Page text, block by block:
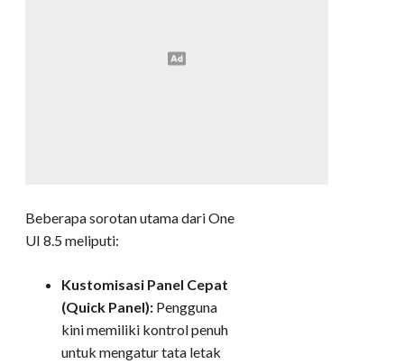
Beberapa sorotan utama dari One
UI 8.5 meliputi:
Kustomisasi Panel Cepat
(Quick Panel): Pengguna
kini memiliki kontrol penuh
untuk mengatur tata letak